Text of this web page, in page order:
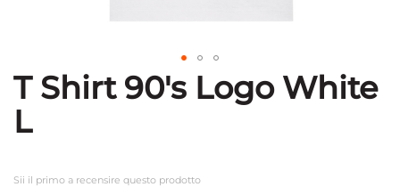
Vai
all'inizio
della
galleria
T Shirt 90's Logo White
L
Sii il primo a recensire questo prodotto